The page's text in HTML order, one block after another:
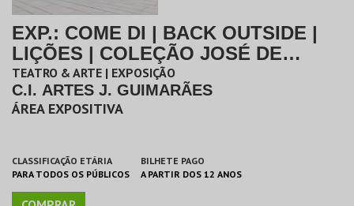
EXP.: COME DI | BACK OUTSIDE |
LIÇÕES | COLEÇÃO JOSÉ DE
GUIMARÃES
TEATRO & ARTE | EXPOSIÇÃO
C.I. ARTES J. GUIMARÃES
ÁREA EXPOSITIVA
CLASSIFICAÇÃO ETÁRIA
PARA TODOS OS PÚBLICOS
BILHETE PAGO
A PARTIR DOS 12 ANOS